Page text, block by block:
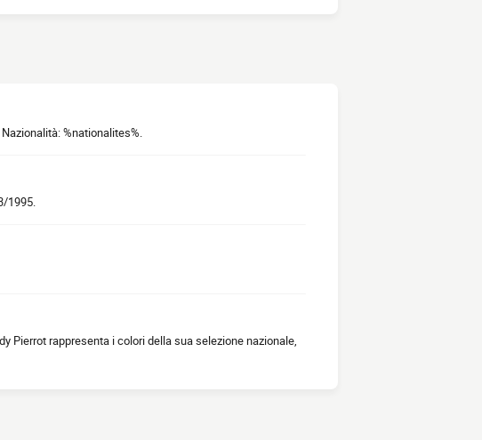
%nationalites%.
1995.
Pierrot rappresenta i colori della sua selezione nazionale,